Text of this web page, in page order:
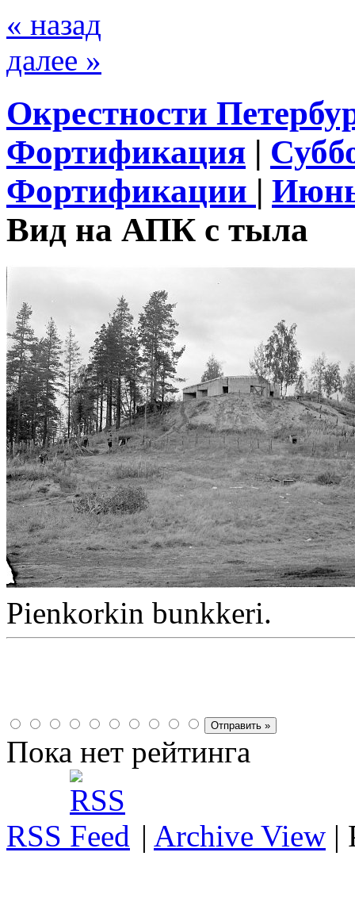
« назад
далее »
Окрестности
Фортификация |
Фортификации |
Вид на АПК с тыла
Pienkorkin bunkkeri.
Пока нет рейтинга
RSS | Archive View |